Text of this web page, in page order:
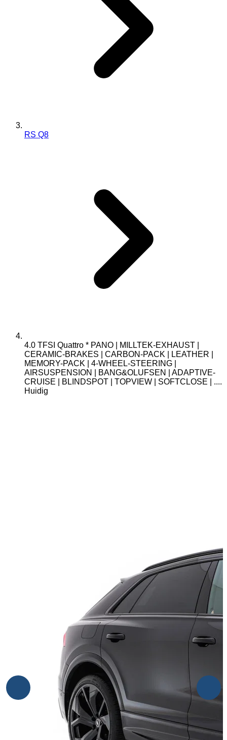
RS Q8
4.0 TFSI Quattro * PANO | MILLTEK-EXHAUST |
CERAMIC-BRAKES | CARBON-PACK | LEATHER |
MEMORY-PACK | 4-WHEEL-STEERING |
AIRSUSPENSION | BANG&OLUFSEN | ADAPTIVE-
CRUISE | BLINDSPOT | TOPVIEW | SOFTCLOSE | ....
Huidig